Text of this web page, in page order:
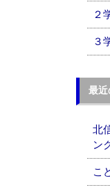
２
３
最近
北
ン
こ